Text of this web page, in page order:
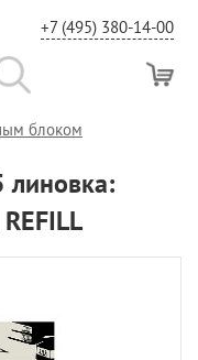
+7 (495) 380-14-00
блоком